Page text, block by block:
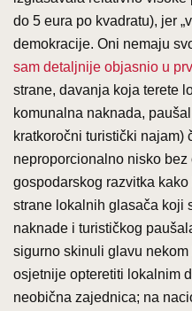
do 5 eura po kvadratu), jer
demokracije. Oni nemaju
sam detaljnije objasnio u
strane, davanja koja terete
komunalna naknada,
kratkoročni turistički najam)
neproporcionalno nisko
gospodarskog razvitka
strane lokalnih glasača koji
naknade i turističkog
sigurno skinuli glavu
osjetnije opteretiti lokalnim
neobična zajednica; na